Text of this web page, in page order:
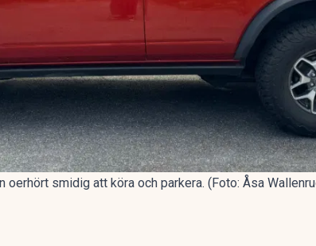
oerhört smidig att köra och parkera. (Foto: Åsa